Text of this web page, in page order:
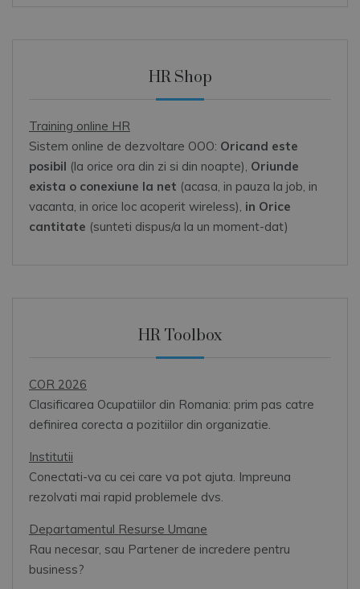
HR Shop
Training online HR
Sistem online de dezvoltare OOO: Oricand este
posibil (la orice ora din zi si din noapte), Oriunde
exista o conexiune la net (acasa, in pauza la job, in
vacanta, in orice loc acoperit wireless), in Orice
cantitate (sunteti dispus/a la un moment-dat)
HR Toolbox
COR 2026
Clasificarea Ocupatiilor din Romania: prim pas catre
definirea corecta a pozitiilor din organizatie.
Institutii
Conectati-va cu cei care va pot ajuta. Impreuna
rezolvati mai rapid problemele dvs.
Departamentul Resurse Umane
Rau necesar, sau Partener de incredere pentru
business?